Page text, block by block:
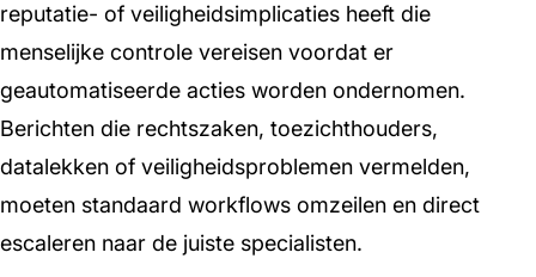
reputatie- of veiligheidsimplicaties heeft die
menselijke controle vereisen voordat er
geautomatiseerde acties worden ondernomen.
Berichten die rechtszaken, toezichthouders,
datalekken of veiligheidsproblemen vermelden,
moeten standaard workflows omzeilen en direct
escaleren naar de juiste specialisten.